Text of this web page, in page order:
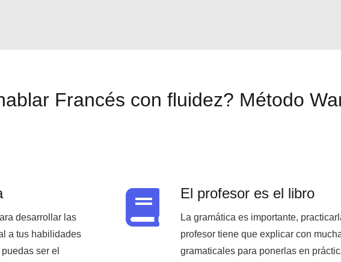
Francés con fluidez? Método
desarrollar las
a tus habilidades
ser el
El profesor es el libro
La gramática es importante,
profesor tiene que explicar con
gramaticales para ponerlas en